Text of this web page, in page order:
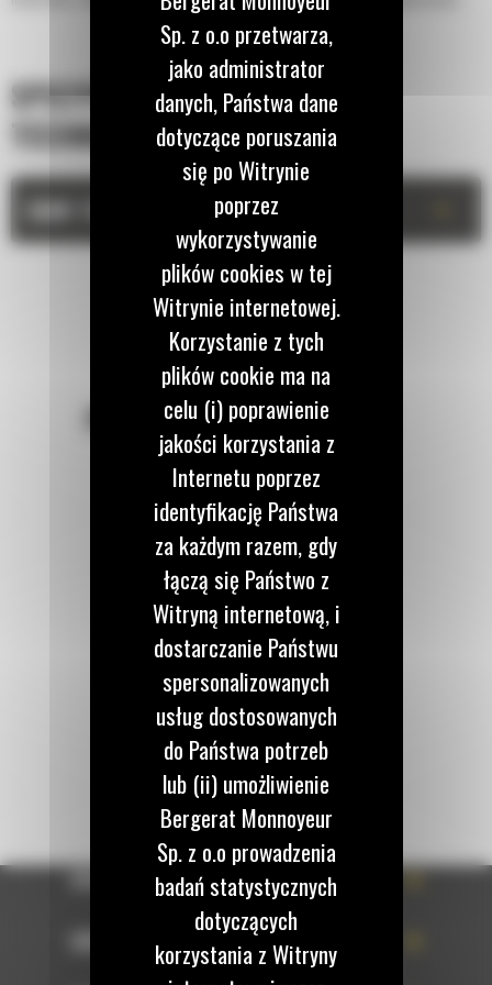
SPECYFIKACJA
TECHNICZNA
DANE TECHNICZNE
POZOSTAŃMY W KONTAKCIE
Zadzwoń do nas
122 100 122
Napisz do nas
WYŚLIJ WIADOMOŚĆ
OFERTA
Sp. z o.o przetwarza,
jako administrator
danych, Państwa dane
dotyczące poruszania
się po Witrynie
poprzez
wykorzystywanie
plików cookies w tej
Witrynie internetowej.
Korzystanie z tych
plików cookie ma na
celu (i) poprawienie
jakości korzystania z
Internetu poprzez
identyfikację Państwa
za każdym razem, gdy
łączą się Państwo z
Witryną internetową, i
dostarczanie Państwu
spersonalizowanych
usług dostosowanych
do Państwa potrzeb
lub (ii) umożliwienie
Bergerat Monnoyeur
Sp. z o.o prowadzenia
badań statystycznych
dotyczących
korzystania z Witryny